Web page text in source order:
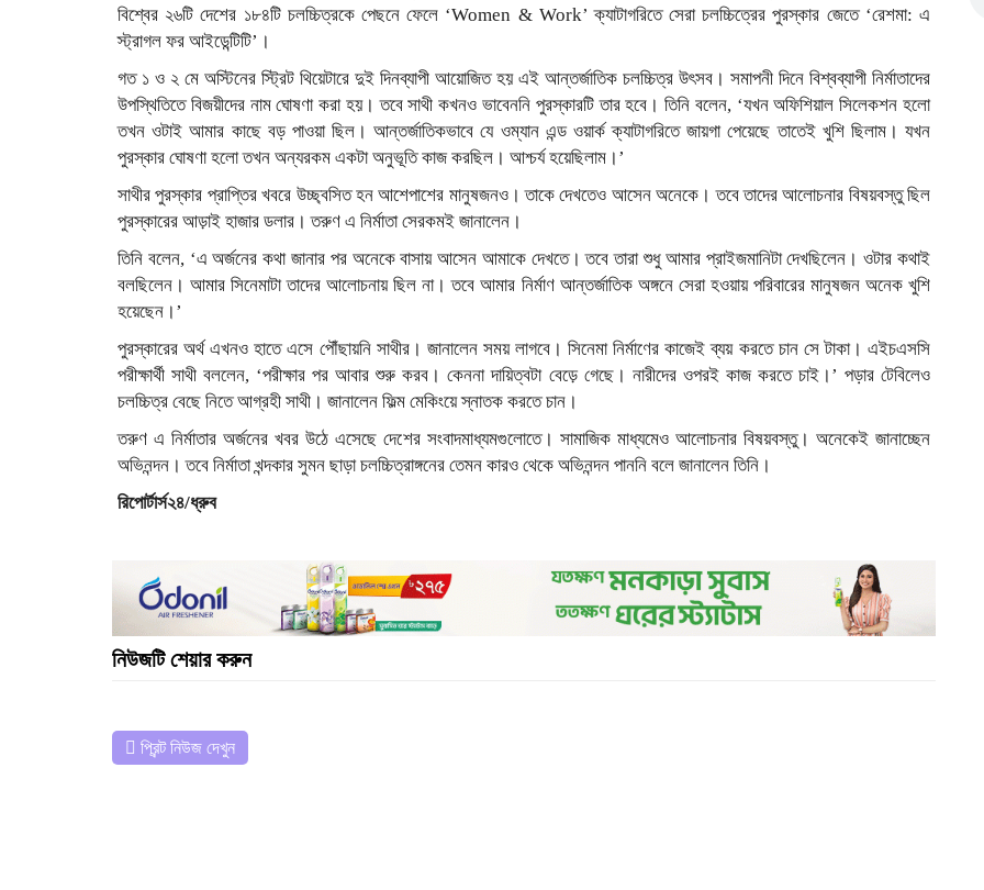
বিশ্বের ২৬টি দেশের ১৮৪টি চলচ্চিত্রকে পেছনে ফেলে ‘Women & Work’ ক্যাটাগরিতে সেরা চলচ্চিত্রের পুরস্কার জেতে ‘রেশমা: এ
স্ট্রাগল ফর আইডেন্টিটি’।
গত ১ ও ২ মে অস্টিনের স্ট্রিট থিয়েটারে দুই দিনব্যাপী আয়োজিত হয় এই আন্তর্জাতিক চলচ্চিত্র উৎসব। সমাপনী দিনে বিশ্বব্যাপী নির্মাতাদের
উপস্থিতিতে বিজয়ীদের নাম ঘোষণা করা হয়। তবে সাথী কখনও ভাবেননি পুরস্কারটি তার হবে। তিনি বলেন, ‘যখন অফিশিয়াল সিলেকশন হলো
তখন ওটাই আমার কাছে বড় পাওয়া ছিল। আন্তর্জাতিকভাবে যে ওম্যান এন্ড ওয়ার্ক ক্যাটাগরিতে জায়গা পেয়েছে তাতেই খুশি ছিলাম। যখন
পুরস্কার ঘোষণা হলো তখন অন্যরকম একটা অনুভূতি কাজ করছিল। আশ্চর্য হয়েছিলাম।’
সাথীর পুরস্কার প্রাপ্তির খবরে উচ্ছ্বসিত হন আশেপাশের মানুষজনও। তাকে দেখতেও আসেন অনেকে। তবে তাদের আলোচনার বিষয়বস্তু ছিল
পুরস্কারের আড়াই হাজার ডলার। তরুণ এ নির্মাতা সেরকমই জানালেন।
তিনি বলেন, ‘এ অর্জনের কথা জানার পর অনেকে বাসায় আসেন আমাকে দেখতে। তবে তারা শুধু আমার প্রাইজমানিটা দেখছিলেন। ওটার কথাই
বলছিলেন। আমার সিনেমাটা তাদের আলোচনায় ছিল না। তবে আমার নির্মাণ আন্তর্জাতিক অঙ্গনে সেরা হওয়ায় পরিবারের মানুষজন অনেক খুশি
হয়েছেন।’
পুরস্কারের অর্থ এখনও হাতে এসে পৌঁছায়নি সাথীর। জানালেন সময় লাগবে। সিনেমা নির্মাণের কাজেই ব্যয় করতে চান সে টাকা। এইচএসসি
পরীক্ষার্থী সাথী বললেন, ‘পরীক্ষার পর আবার শুরু করব। কেননা দায়িত্বটা বেড়ে গেছে। নারীদের ওপরই কাজ করতে চাই।’ পড়ার টেবিলেও
চলচ্চিত্র বেছে নিতে আগ্রহী সাথী। জানালেন ফিল্ম মেকিংয়ে স্নাতক করতে চান।
তরুণ এ নির্মাতার অর্জনের খবর উঠে এসেছে দেশের সংবাদমাধ্যমগুলোতে। সামাজিক মাধ্যমেও আলোচনার বিষয়বস্তু। অনেকেই জানাচ্ছেন
অভিনন্দন। তবে নির্মাতা খন্দকার সুমন ছাড়া চলচ্চিত্রাঙ্গনের তেমন কারও থেকে অভিনন্দন পাননি বলে জানালেন তিনি।
রিপোর্টার্স২৪/ধ্রুব
নিউজটি শেয়ার করুন
প্রিন্ট নিউজ দেখুন